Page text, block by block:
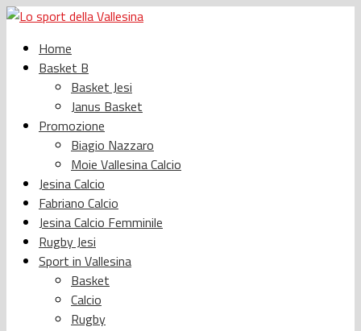
Home
Basket B
Basket Jesi
Janus Basket
Promozione
Biagio Nazzaro
Moie Vallesina Calcio
Jesina Calcio
Fabriano Calcio
Jesina Calcio Femminile
Rugby Jesi
Sport in Vallesina
Basket
Calcio
Rugby